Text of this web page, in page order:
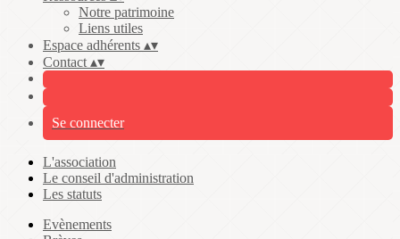
Notre patrimoine
Liens utiles
Espace adhérents ▴▾
Contact ▴▾
Se connecter
L'association
Le conseil d'administration
Les statuts
Evènements